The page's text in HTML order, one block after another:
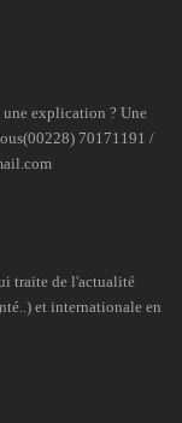
une explication ? Une
70171191 /
traite de l'actualité
et internationale en